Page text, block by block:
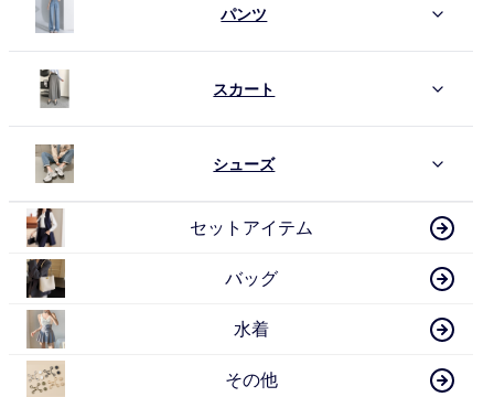
パンツ
スカート
シューズ
セットアイテム
バッグ
水着
その他